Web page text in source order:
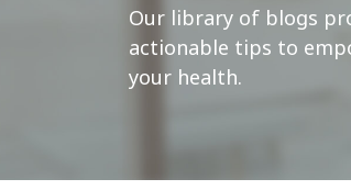
Our library of blogs
actionable tips to
your health.